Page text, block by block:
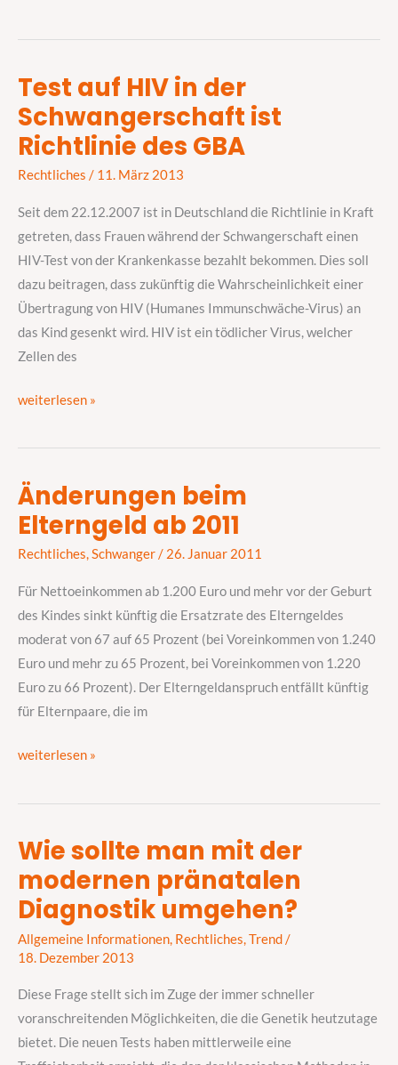
Test auf HIV in der
Schwangerschaft ist
Richtlinie des GBA
Rechtliches / 11. März 2013
Seit dem 22.12.2007 ist in Deutschland die Richtlinie in Kraft
getreten, dass Frauen während der Schwangerschaft einen
HIV-Test von der Krankenkasse bezahlt bekommen. Dies soll
dazu beitragen, dass zukünftig die Wahrscheinlichkeit einer
Übertragung von HIV (Humanes Immunschwäche-Virus) an
das Kind gesenkt wird. HIV ist ein tödlicher Virus, welcher
Zellen des
Test
auf
HIV
in
der
Schwangerschaft
Richtlinie
des
GBA
weiterlesen »
Änderungen beim
Elterngeld ab 2011
Rechtliches,Schwanger/ 26. Januar 2011
Für Nettoeinkommen ab 1.200 Euro und mehr vor der Geburt
des Kindes sinkt künftig die Ersatzrate des Elterngeldes
moderat von 67 auf 65 Prozent (bei Voreinkommen von 1.240
Euro und mehr zu 65 Prozent, bei Voreinkommen von 1.220
Euro zu 66 Prozent). Der Elterngeldanspruch entfällt künftig
für Elternpaare, die im
Änderungen
beim
2011
weiterlesen »
Wie sollte man mit der
modernen pränatalen
Diagnostik umgehen?
Allgemeine Informationen, Rechtliches,Trend/
18. Dezember 2013
Diese Frage stellt sich im Zuge der immer schneller
voranschreitenden Möglichkeiten, die die Genetik heutzutage
bietet. Die neuen Tests haben mittlerweile eine
Wie
sollte
man
mit
der
modernen
pränatalen
Diagnostik
umgehen?